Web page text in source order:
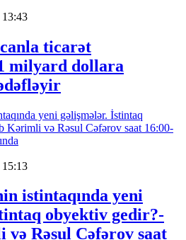
ticarət
milyard dollara
istintaqında yeni
obyektiv gedir?-
Rəsul Cəfərov saat